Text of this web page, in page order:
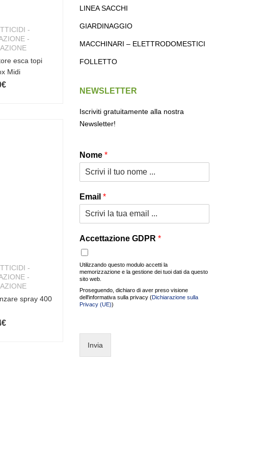
-
-
esca topi
Midi
€
-
-
spray 400
€
LINEA SACCHI
GIARDINAGGIO
MACCHINARI – ELETTRODOMESTICI
FOLLETTO
NEWSLETTER
Iscriviti gratuitamente alla nostra
Newsletter!
Nome *
Email *
Accettazione GDPR *
Utilizzando questo modulo accetti la
memorizzazione e la gestione dei tuoi dati da questo
sito web.
Proseguendo, dichiaro di aver preso visione
dell'informativa sulla privacy (Dichiarazione sulla
Privacy (UE))
Invia